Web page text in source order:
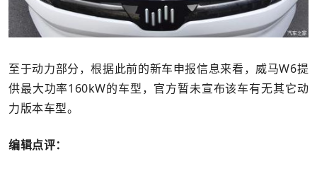
至于动力部分，根据此前的新车申报信息来看，威马W6提
供最大功率160kW的车型，官方暂未宣布该车有无其它动
力版本车型。
编辑点评：